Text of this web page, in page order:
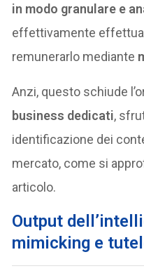
in modo granulare e
effettivamente
remunerarlo mediante
Anzi, questo schiude
business dedicati,
identificazione dei
mercato, come si
articolo.
Output
mimicking e